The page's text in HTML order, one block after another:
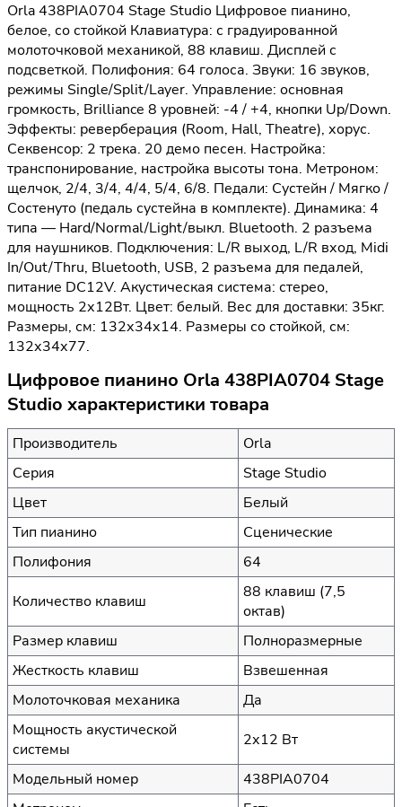
Orla 438PIA0704 Stage Studio Цифровое пианино,
белое, со стойкой Клавиатура: с градуированной
молоточковой механикой, 88 клавиш. Дисплей с
подсветкой. Полифония: 64 голоса. Звуки: 16 звуков,
режимы Single/Split/Layer. Управление: основная
громкость, Brilliance 8 уровней: -4 / +4, кнопки Up/Down.
Эффекты: реверберация (Room, Hall, Theatre), хорус.
Секвенсор: 2 трека. 20 демо песен. Настройка:
транспонирование, настройка высоты тона. Метроном:
щелчок, 2/4, 3/4, 4/4, 5/4, 6/8. Педали: Сустейн / Мягко /
Состенуто (педаль сустейна в комплекте). Динамика: 4
типа — Hard/Normal/Light/выкл. Bluetooth. 2 разъема
для наушников. Подключения: L/R выход, L/R вход, Midi
In/Out/Thru, Bluetooth, USB, 2 разъема для педалей,
питание DC12V. Акустическая система: стерео,
мощность 2х12Вт. Цвет: белый. Вес для доставки: 35кг.
Размеры, см: 132х34х14. Размеры со стойкой, см:
132х34х77.
Цифровое пианино Orla 438PIA0704 Stage
Studio характеристики товара
Производитель
Orla
Серия
Stage Studio
Цвет
Белый
Тип пианино
Сценические
Полифония
64
Количество клавиш
88 клавиш (7,5
октав)
Размер клавиш
Полноразмерные
Жесткость клавиш
Взвешенная
Молоточковая механика
Да
Мощность акустической
системы
2х12 Вт
Модельный номер
438PIA0704